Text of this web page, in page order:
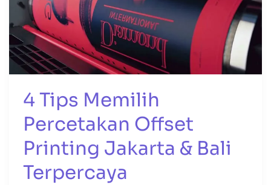
4 Tips Memilih
Percetakan Offset
Printing Jakarta & Bali
Terpercaya
Terpercaya